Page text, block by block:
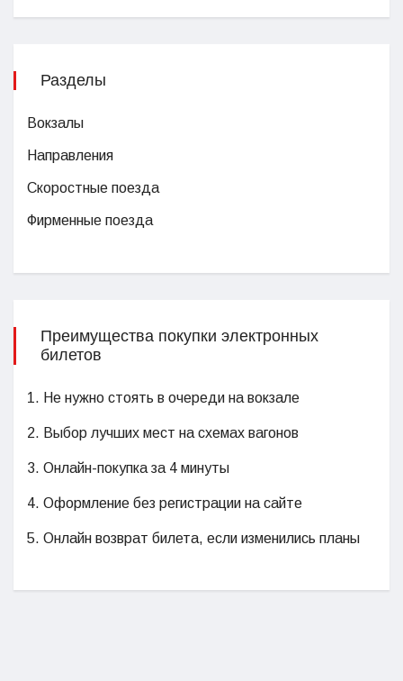
Разделы
Вокзалы
Направления
Скоростные поезда
Фирменные поезда
Преимущества покупки электронных
билетов
1. Не нужно стоять в очереди на вокзале
2. Выбор лучших мест на схемах вагонов
3. Онлайн-покупка за 4 минуты
4. Оформление без регистрации на сайте
5. Онлайн возврат билета, если изменились планы